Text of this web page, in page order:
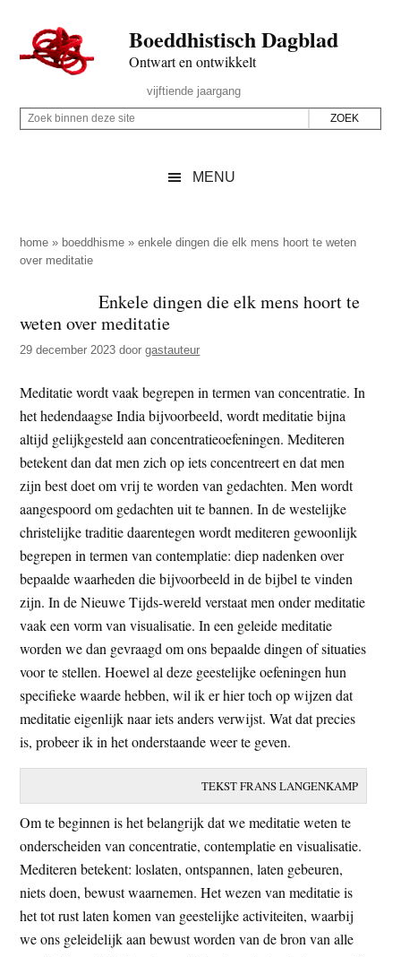
naar
de
inhoud
secondary
naar
de
sidebar
naar
de
Boeddhistisch Dagblad
Ontwart en ontwikkelt
Rechts
vijftiende jaargang
Z
p
d
z
e
i
t
e
Z
i
n
n
d
z
e
s
i
t
e
MENU
home » boeddhisme »enkele dingen die elk mens hoort te weten
over meditatie
Enkele dingen die elk mens hoort te
weten over meditatie
29 december 2023 doorgastauteur
Meditatie wordt vaak begrepen in termen van concentratie. In
het hedendaagse India bijvoorbeeld, wordt meditatie bijna
altijd gelijkgesteld aan concentratieoefeningen. Mediteren
betekent dan dat men zich op iets concentreert en dat men
zijn best doet om vrij te worden van gedachten. Men wordt
aangespoord om gedachten uit te bannen. In de westelijke
christelijke traditie daarentegen wordt mediteren gewoonlijk
begrepen in termen van contemplatie: diep nadenken over
bepaalde waarheden die bijvoorbeeld in de bijbel te vinden
zijn. In de Nieuwe Tijds-wereld verstaat men onder meditatie
vaak een vorm van visualisatie. In een geleide meditatie
worden we dan gevraagd om ons bepaalde dingen of situaties
voor te stellen. Hoewel al deze geestelijke oefeningen hun
specifieke waarde hebben, wil ik er hier toch op wijzen dat
meditatie eigenlijk naar iets anders verwijst. Wat dat precies
is, probeer ik in het onderstaande weer te geven.
TEKST FRANS LANGENKAMP
Om te beginnen is het belangrijk dat we meditatie weten te
onderscheiden van concentratie, contemplatie en visualisatie.
Mediteren betekent: loslaten, ontspannen, laten gebeuren,
niets doen, bewust waarnemen. Het wezen van meditatie is
het tot rust laten komen van geestelijke activiteiten, waarbij
we ons geleidelijk aan bewust worden van de bron van alle